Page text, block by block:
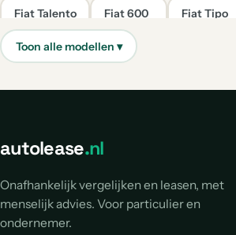
Fiat Talento
aantal: 3
Fiat 600
aantal: 2
Fiat Tipo
Fiat 130 Fiat Doblo
autolease.nl
Onafhankelijk vergelijken en leasen, met
menselijk advies. Voor particulier en
ondernemer.